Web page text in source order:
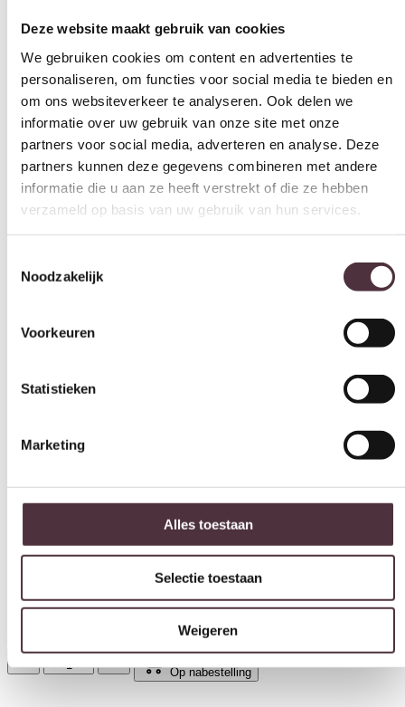
Deze website maakt gebruik van cookies
We gebruiken cookies om content en advertenties te
personaliseren, om functies voor social media te bieden en
om ons websiteverkeer te analyseren. Ook delen we
informatie over uw gebruik van onze site met onze
partners voor social media, adverteren en analyse. Deze
partners kunnen deze gegevens combineren met andere
informatie die u aan ze heeft verstrekt of die ze hebben
verzameld op basis van uw gebruik van hun services.
Noodzakelijk
Voorkeuren
Statistieken
Marketing
Alles toestaan
Selectie toestaan
Weigeren
Eleonora eettafel Edward 240x100x76 cm mangohout
Op nabestelling